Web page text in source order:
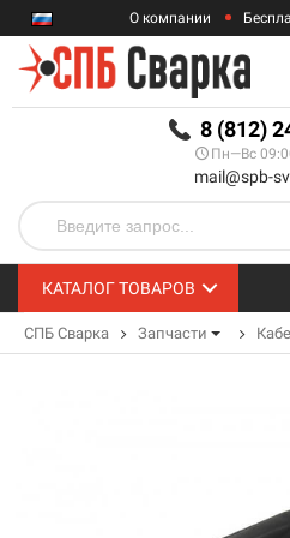
RUB
О компании
Гарантии
8 (812)
Пн—Вс
mail@spb-
КАТАЛОГ ТОВАРОВ
СПБ Сварка Запчасти